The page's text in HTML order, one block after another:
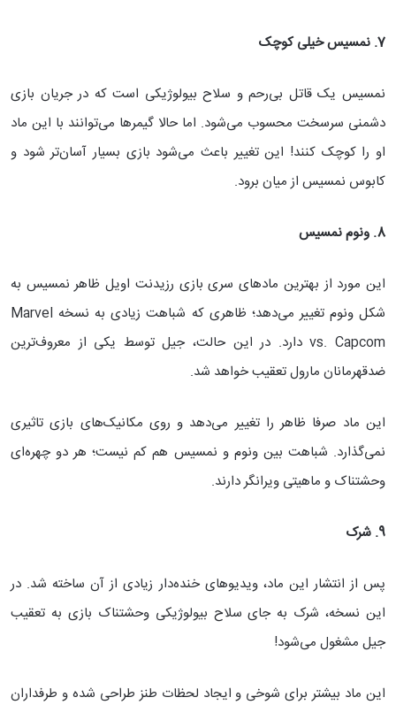
7. نمسیس خیلی کوچک
نمسیس یک قاتل بی‌رحم و سلاح بیولوژیکی است که در جریان بازی
دشمنی سرسخت محسوب می‌شود. اما حالا گیمرها می‌توانند با این ماد
او را کوچک کنند! این تغییر باعث می‌شود بازی بسیار آسان‌تر شود و
کابوس نمسیس از میان برود.
8. ونوم نمسیس
این مورد از بهترین مادهای سری بازی رزیدنت اویل ظاهر نمسیس به
شکل ونوم تغییر می‌دهد؛ ظاهری که شباهت زیادی به نسخه Marvel
vs. Capcom دارد. در این حالت، جیل توسط یکی از معروف‌ترین
ضدقهرمانان مارول تعقیب خواهد شد.
این ماد صرفا ظاهر را تغییر می‌دهد و روی مکانیک‌های بازی تاثیری
نمی‌گذارد. شباهت بین ونوم و نمسیس هم کم نیست؛ هر دو چهره‌ای
وحشتناک و ماهیتی ویرانگر دارند.
9. شرک
پس از انتشار این ماد، ویدیوهای خنده‌دار زیادی از آن ساخته شد. در
این نسخه، شرک به جای سلاح بیولوژیکی وحشتناک بازی به تعقیب
جیل مشغول می‌شود!
این ماد بیشتر برای شوخی و ایجاد لحظات طنز طراحی شده و طرفداران